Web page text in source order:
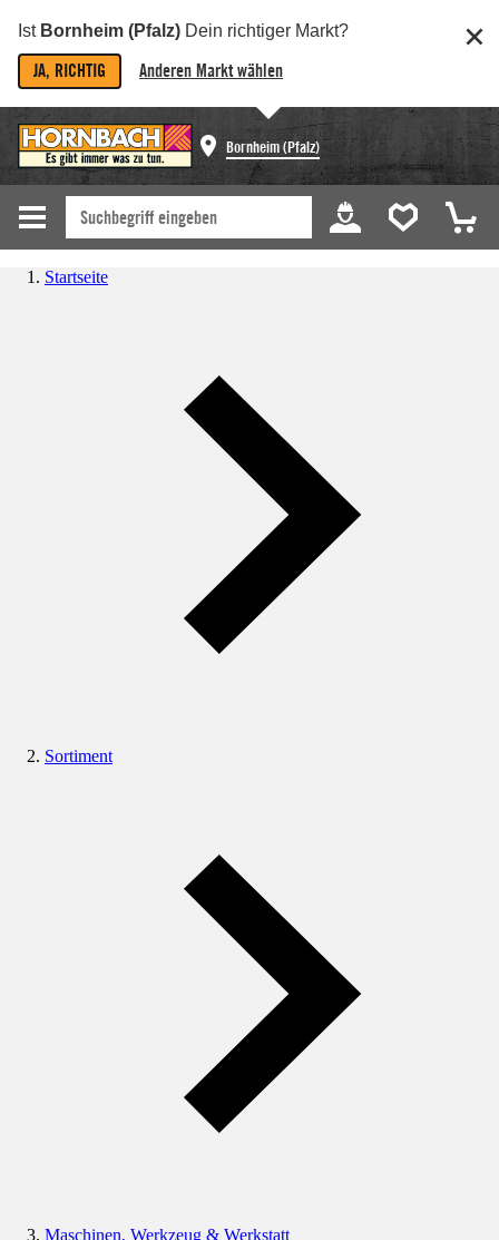
Ist Bornheim (Pfalz) Dein richtiger Markt?
JA, RICHTIG Anderen Markt wählen
Bornheim (Pfalz)
Startseite
Sortiment
Maschinen, Werkzeug & Werkstatt